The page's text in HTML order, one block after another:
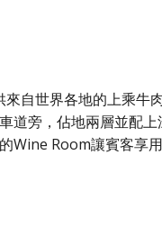
自世界各地的上乘牛
道旁，佔地兩層並配
Wine Room讓賓客享